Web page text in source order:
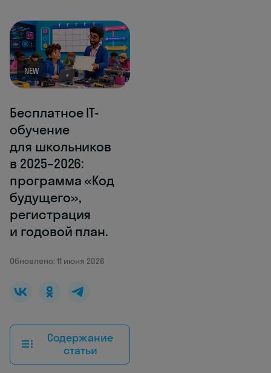
NEW
Бесплатное IT-
обучение
для школьников
в 2025–2026:
программа «Код
будущего»,
регистрация
и годовой план.
Обновлено: 11 июня 2026
Содержание
статьи